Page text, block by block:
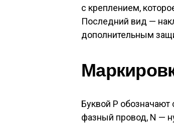
с креплением,
Последний вид —
дополнительным
Буквой P обозначают
фазный провод, N —